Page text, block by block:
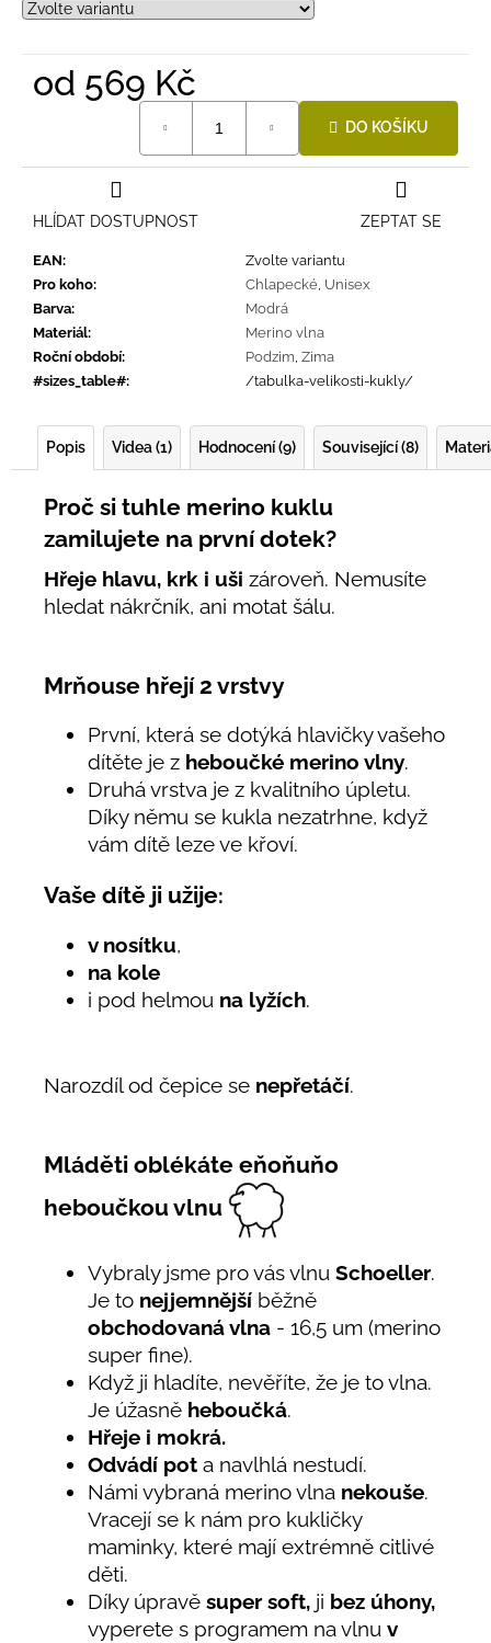
od 569 Kč
DO KOŠÍKU
EAN:
Zvolte variantu
Pro koho: Chlapecké Unisex
Barva:
Modrá
Materiál:
Merino vlna
Roční období: Podzim Zima
#sizes_table#: /tabulka-velikosti-kukly/
ZEPTAT SE
HLÍDAT DOSTUPNOST
Popis Videa (1) Hodnocení (9) Související (8)
Proč si tuhle merino kuklu
zamilujete na první dotek?
Hřeje hlavu, krk i uši zároveň. Nemusíte
hledat nákrčník, ani motat šálu.
Mrňouse hřejí 2 vrstvy
První, která se dotýká hlavičky vašeho
dítěte je z heboučké merino vlny.
Druhá vrstva je z kvalitního úpletu.
Díky němu se kukla nezatrhne, když
vám dítě leze ve křoví.
Vaše dítě ji užije:
v nosítku,
na kole
i pod helmou na lyžích.
Narozdíl od čepice se nepřetáčí.
Mláděti oblékáte eňoňuňo
heboučkou vlnu
Vybraly jsme pro vás vlnu Schoeller.
Je to nejjemnější běžně
obchodovaná vlna - 16,5 um (merino
super fine).
Když ji hladíte, nevěříte, že je to vlna.
Je úžasně heboučká.
Hřeje i mokrá.
Odvádí pot a navlhlá nestudí.
Námi vybraná merino vlna nekouše.
Vracejí se k nám pro kukličky
maminky, které mají extrémně citlivé
děti.
Díky úpravě super soft, ji bez úhony,
vyperete s programem na vlnu v